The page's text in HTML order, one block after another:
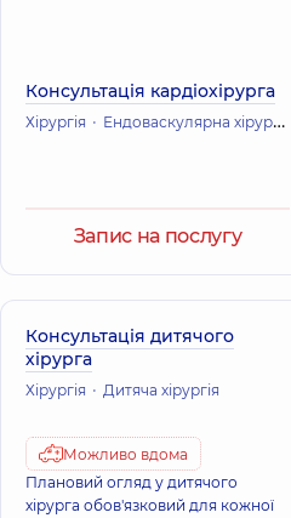
Консультація кардіохірурга
Хірургія Ендоваскулярна хірургія
Запис на послугу
Консультація дитячого
хірурга
Хірургія Дитяча хірургія
Можливо вдома
Плановий огляд у дитячого
хірурга обов'язковий для кожної